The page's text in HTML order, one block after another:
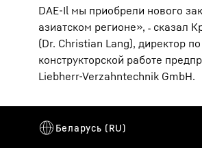
DAE-Il мы приобрели нового
азиатском регионе», ˗ сказал
(Dr. Christian Lang), директор
конструкторской работе
Liebherr-Verzahntechnik GmbH.